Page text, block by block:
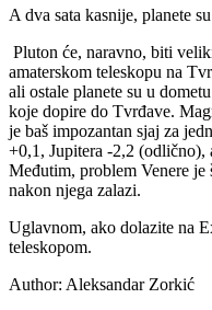
A dva sata kasnije, planete
Pluton će, naravno, biti
amaterskom teleskopu na
ali ostale planete su u
koje dopire do Tvrđave.
je baš impozantan sjaj za
+0,1, Jupitera -2,2 (odlično),
Međutim, problem Venere je
nakon njega zalazi.
Uglavnom, ako dolazite na
teleskopom.
Author: Aleksandar Zorkić